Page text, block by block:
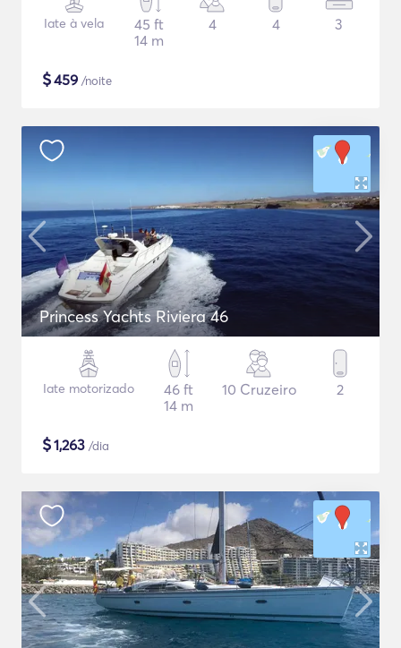
Iate à vela
45 ft
14 m
4 4 3
$459 /noite
Princess Yachts Riviera 46
Iate motorizado
46 ft
14 m
10 Cruzeiro 2
$1,263 /dia